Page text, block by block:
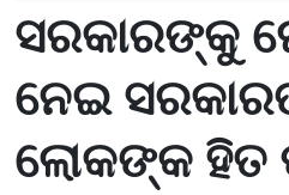
ସରକାରଙ୍କୁ
ନେଇ
ଲୋକଙ୍କ